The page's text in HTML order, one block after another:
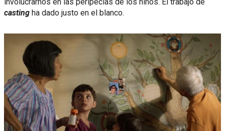
involucrarnos en las peripecias de los niños. El trabajo de
casting ha dado justo en el blanco.